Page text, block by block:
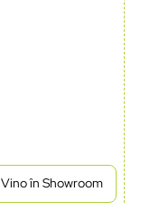
Vino în Showroom